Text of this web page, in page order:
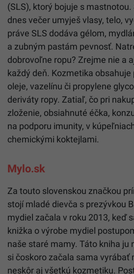
(SLS), ktorý bojuje s
dnes večer umyješ vlasy, telo,
práve SLS dodáva gélom,
a zubným pastám pevnosť.
dobrovoľne ropu? Zrejme nie a
každý deň. Kozmetika
oleje, vazelínu či propylene
deriváty ropy. Zatiaľ, čo pri
zloženie, obsiahnuté éčka,
na podporu imunity, v
chemickými koktejlami.
Mylo.sk
Za touto slovenskou značkou
stojí mladé dievča s prezývkou
mydiel začala v roku 2013, keď
knižka o výrobe mydiel
naše staré mamy. Táto kniha ju
si čoskoro začala sama vyrábať
neskôr aj všetkú kozmetiku.